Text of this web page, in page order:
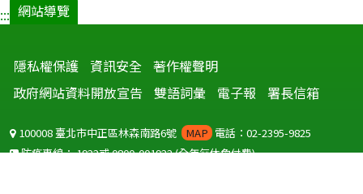
::: 網站導覽
隱私權保護 資訊安全 著作權聲明
政府網站資料開放宣告
雙語詞彙 電子報 署長信箱
100008 臺北市中正區林森南路6號 MAP 電話：02-2395-9825
防疫專線：1922或0800-001922(全年無休免付費)